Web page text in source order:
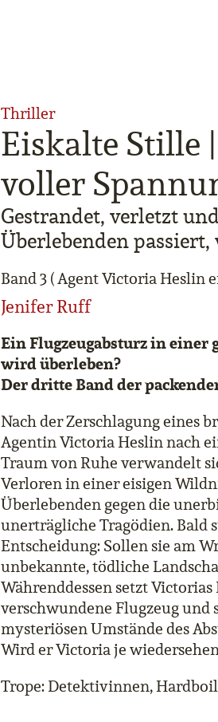
Eiskalte Stille
voller
Gestrandet, verletzt
Überlebenden
Band 3 ( Agent Victoria Heslin
Jenifer Ruff
Thriller
Ein Flugzeugabsturz in einer
wird überleben?
Der dritte Band der
Nach der Zerschlagung eines
Agentin Victoria Heslin nach
Traum von Ruhe verwandelt
Verloren in einer eisigen
Überlebenden gegen die
unerträgliche Tragödien. Bald
Entscheidung: Sollen sie am
unbekannte, tödliche
Währenddessen setzt
verschwundene Flugzeug und
mysteriösen Umstände des
Wird er Victoria je
Trope: Detektivinnen,